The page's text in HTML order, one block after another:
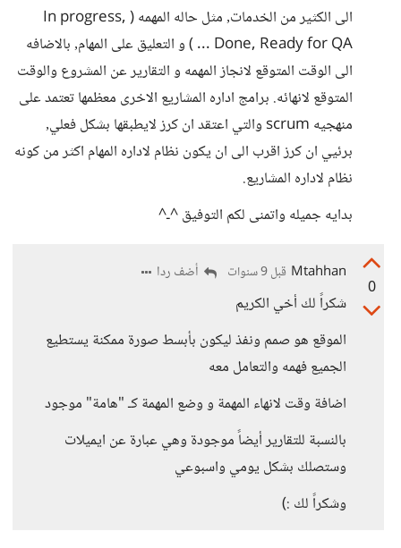
الى الكثير من الخدمات٫ مثل حاله المهمه ( In progress,
Done, Ready for QA ... ) و التعليق على المهام٫ بالاضافه
الى الوقت المتوقع لانجاز المهمه و التقارير عن المشروع والوقت
المتوقع لانهائه. برامج اداره المشاريع الاخرى معظمها تعتمد على
منهجيه scrum والتي اعتقد ان كرز لايطبقها بشكل فعلي٫
برئيي ان كرز اقرب الى ان يكون نظام لاداره المهام اكثر من كونه
نظام لاداره المشاريع.
بدايه جميله واتمنى لكم التوفيق ^ـ^
0
Mtahhan قبل 9 سنوات أضف ردا
شكراً لك أخي الكريم
الموقع هو صمم ونفذ ليكون بأبسط صورة ممكنة يستطيع
الجميع فهمه والتعامل معه
اضافة وقت لانهاء المهمة و وضع المهمة كـ "هامة" موجود
بالنسبة للتقارير أيضاً موجودة وهي عبارة عن ايميلات
وستصلك بشكل يومي واسبوعي
وشكراً لك :)